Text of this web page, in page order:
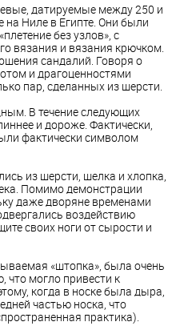
датируемые между 250 и
Ниле в Египте. Они были
без узлов», с
вязания и вязания крючком.
сандалий. Говоря о
и драгоценностями
пар, сделанных из шерсти.
В течение следующих
и дороже. Фактически,
фактически символом
из шерсти, шелка и хлопка,
Помимо демонстрации
даже дворяне временами
воздействию
своих ноги от сырости и
«штопка», была очень
могло привести к
когда в носке была дыра,
частью носка, что
практика).